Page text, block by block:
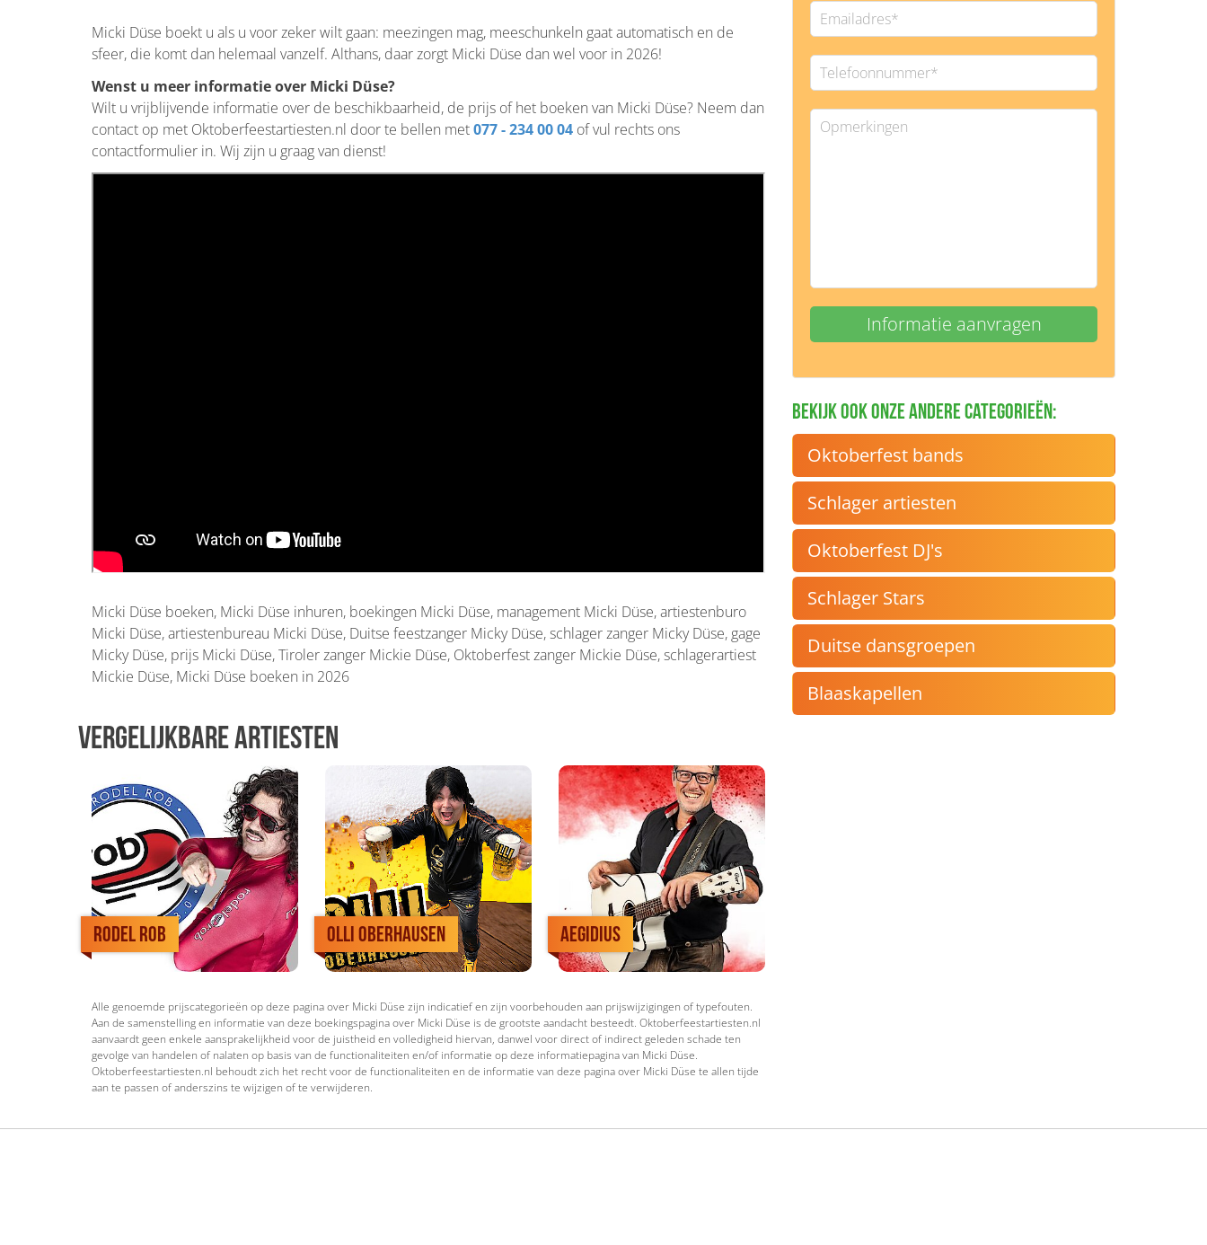
Micki Düse boekt u als u voor zeker wilt gaan: meezingen mag, meeschunkeln gaat automatisch en de
sfeer, die komt dan helemaal vanzelf. Althans, daar zorgt Micki Düse dan wel voor in 2026!
Wenst u meer informatie over Micki Düse?
Wilt u vrijblijvende informatie over de beschikbaarheid, de prijs of het boeken van Micki Düse? Neem dan
contact op met Oktoberfeestartiesten.nl door te bellen met077 - 234 00 04 of vul rechts ons
contactformulier in. Wij zijn u graag van dienst!
Micki Düse boeken, Micki Düse inhuren, boekingen Micki Düse, management Micki Düse, artiestenburo
Micki Düse, artiestenbureau Micki Düse, Duitse feestzanger Micky Düse, schlager zanger Micky Düse, gage
Micky Düse, prijs Micki Düse, Tiroler zanger Mickie Düse, Oktoberfest zanger Mickie Düse, schlagerartiest
Mickie Düse, Micki Düse boeken in 2026
Vergelijkbare artiesten
Rodel Rob Olli Oberhausen Aegidius
Alle genoemde prijscategorieën op deze pagina over Micki Düse zijn indicatief en zijn voorbehouden aan prijswijzigingen of typefouten.
Aan de samenstelling en informatie van deze boekingspagina over Micki Düse is de grootste aandacht besteedt. Oktoberfeestartiesten.nl
aanvaardt geen enkele aansprakelijkheid voor de juistheid en volledigheid hiervan, danwel voor direct of indirect geleden schade ten
gevolge van handelen of nalaten op basis van de functionaliteiten en/of informatie op deze informatiepagina van Micki Düse.
Oktoberfeestartiesten.nl behoudt zich het recht voor de functionaliteiten en de informatie van deze pagina over Micki Düse te allen tijde
aan te passen of anderszins te wijzigen of te verwijderen.
Bekijk ook onze andere categorieën:
Oktoberfest bands
Schlager artiesten
Oktoberfest DJ's
Schlager Stars
Duitse dansgroepen
Blaaskapellen